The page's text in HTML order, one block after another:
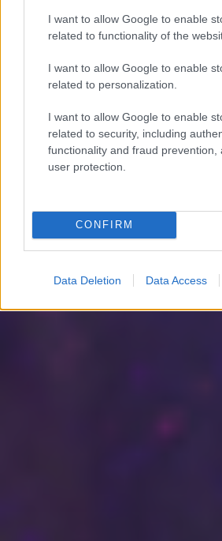
I want to allow Google to enable
related to functionality of the
I want to allow Google to enable
related to personalization.
I want to allow Google to enable
related to security, including
functionality and fraud prevention,
user protection.
CONFIRM
Data Deletion Data Access
E heti cikkajánlónkban terítéken a
hogy hogyan készül PET-palackból
használnád a kert végében épülő
arany középút a megújulók és a
felhasználási feltételek adatvédelmi tájékoztató
problémák
dsa impresszum médiaajánlat
módosítása